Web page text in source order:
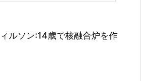
ルソン:14歳で核融合炉を作